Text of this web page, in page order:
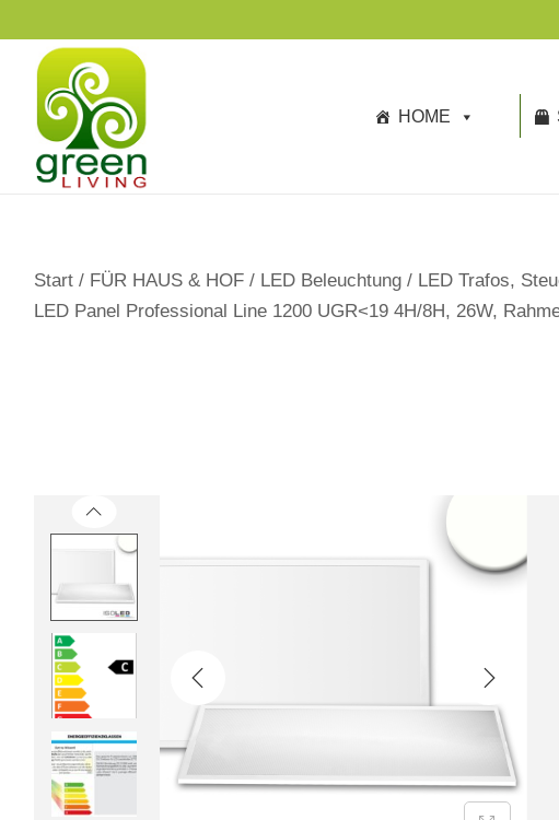
p
HOME
Start / FÜR HAUS & HOF / LED Beleuchtung / LED Trafos,
LED Panel Professional Line 1200 UGR<19 4H/8H, 26W,